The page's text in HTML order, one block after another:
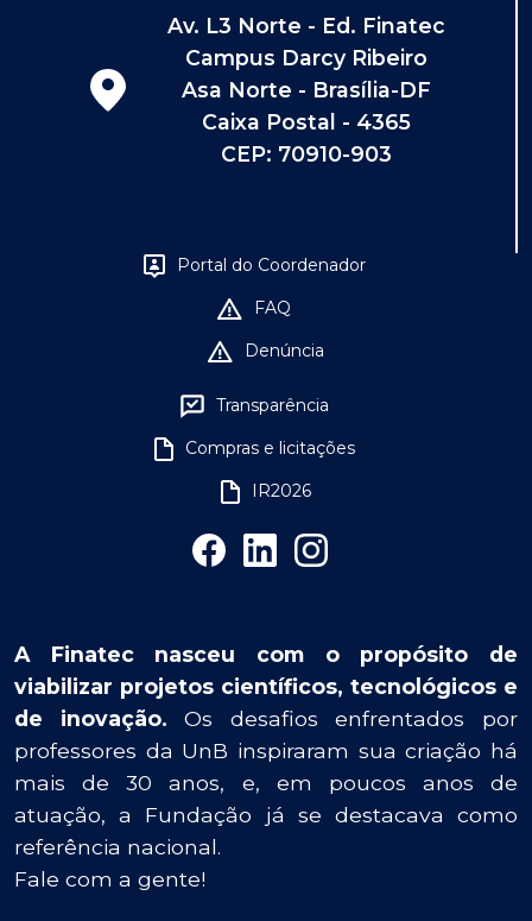
Av. L3 Norte - Ed. Finatec
Campus Darcy Ribeiro
Asa Norte - Brasília-DF
Caixa Postal - 4365
CEP: 70910-903
Portal do Coordenador
FAQ
Denúncia
Transparência
Compras e licitações
IR2026
A Finatec nasceu com o propósito de
viabilizar projetos científicos, tecnológicos e
de inovação. Os desafios enfrentados por
professores da UnB inspiraram sua criação há
mais de 30 anos, e, em poucos anos de
atuação, a Fundação já se destacava como
referência nacional.
Fale com a gente!